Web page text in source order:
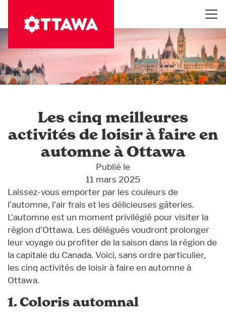
contenu
principal
Les cinq meilleures
activités de loisir à faire en
automne à Ottawa
Publié le
11 mars 2025
Laissez-vous emporter par les couleurs de
l’automne, l’air frais et les délicieuses gâteries.
L’automne est un moment privilégié pour visiter la
région d’Ottawa. Les délégués voudront prolonger
leur voyage ou profiter de la saison dans la région de
la capitale du Canada. Voici, sans ordre particulier,
les cinq activités de loisir à faire en automne à
Ottawa.
1. Coloris automnal